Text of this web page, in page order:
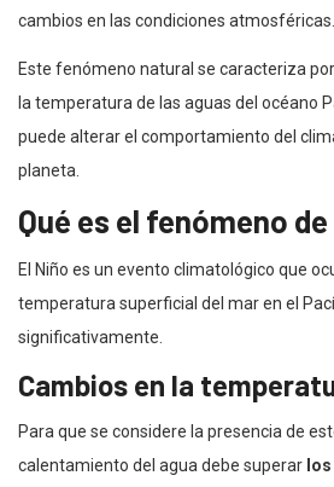
cambios en las condiciones atmosféricas.
Este fenómeno natural se caracteriza
la temperatura de las aguas del océano
puede alterar el comportamiento del
planeta.
Qué es el fenómeno de
El Niño es un evento climatológico que
temperatura superficial del mar en el
significativamente.
Cambios en la
Para que se considere la presencia de
calentamiento del agua debe superar